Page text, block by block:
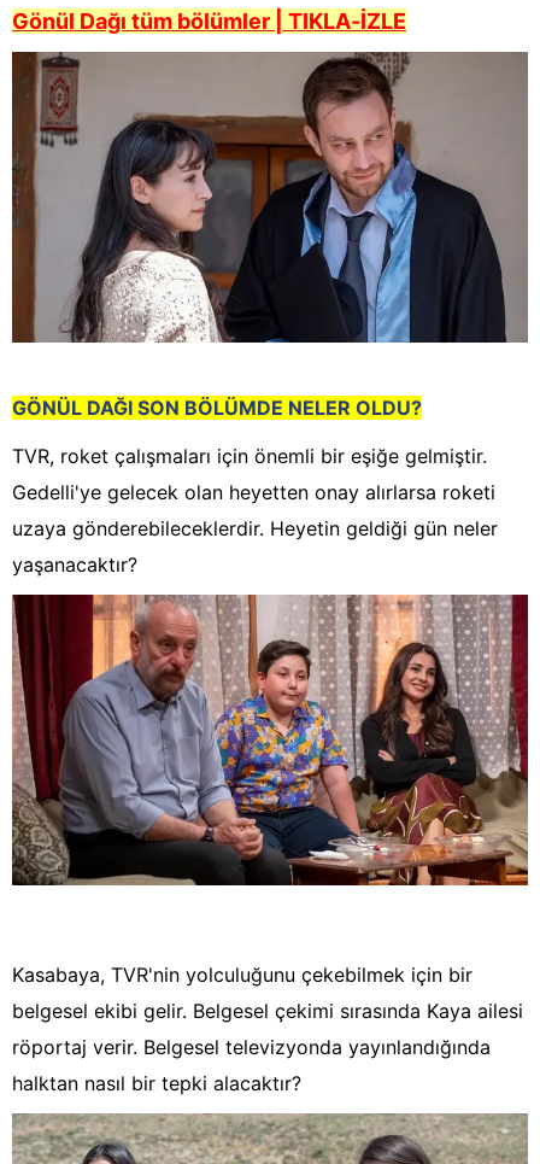
Gönül Dağı tüm bölümler | TIKLA-İZLE
GÖNÜL DAĞI SON BÖLÜMDE NELER OLDU?
TVR, roket çalışmaları için önemli bir eşiğe gelmiştir.
Gedelli'ye gelecek olan heyetten onay alırlarsa roketi
uzaya gönderebileceklerdir. Heyetin geldiği gün neler
yaşanacaktır?
Kasabaya, TVR'nin yolculuğunu çekebilmek için bir
belgesel ekibi gelir. Belgesel çekimi sırasında Kaya ailesi
röportaj verir. Belgesel televizyonda yayınlandığında
halktan nasıl bir tepki alacaktır?